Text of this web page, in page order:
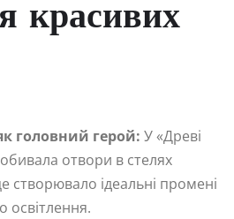
красивих
головний герой: У «Древі
отвори в стелях
створювало ідеальні промені
освітлення.